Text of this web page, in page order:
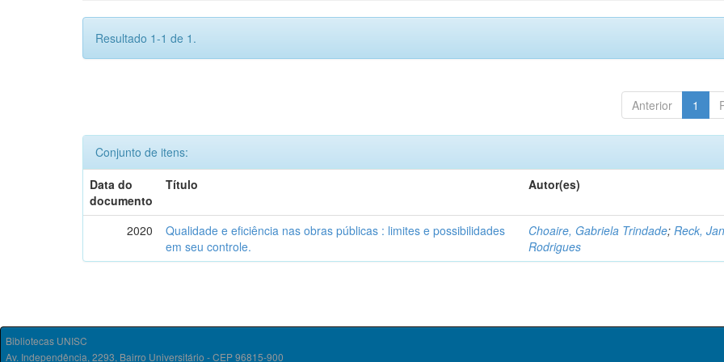
Resultado 1-1 de 1.
Anterior 1
Conjunto de itens:
Data do
documento
Título Autor(es)
2020
Qualidade e eficiência nas obras públicas : limites e possibilidades
em seu controle.
Choaire, Gabriela Trindade;Reck,
Rodrigues
Bibliotecas UNISC
Av. Independência, 2293, Bairro Universitário - CEP 96815-900